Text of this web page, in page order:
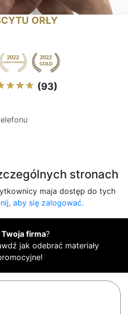
ORŁY
(93)
stronach
maja dostęp do tych
aby się zalogować.
Twoja firma?
jak odebrać materiały